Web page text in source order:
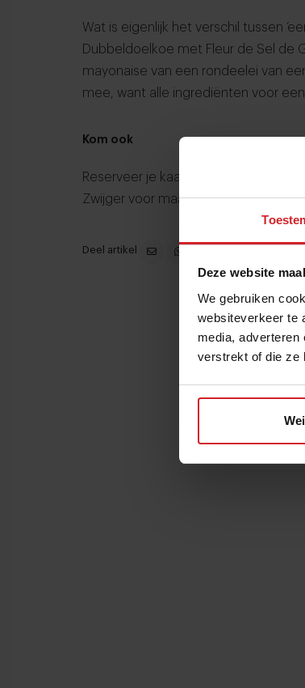
Deze website
We gebruiken
websiteverkeer te
media, adverteren
verstrekt of die ze
Wat is eigenlijk het verschil tussen
Dubbeldoelkoe met Fleur de Sel de
mayonaise van een rondeelei van
mee, want alle ingrediënten voor
Kom ook
Reserveer je kaartjes voor a.s.
Zwijger voor maar €5,-
Deel artikel